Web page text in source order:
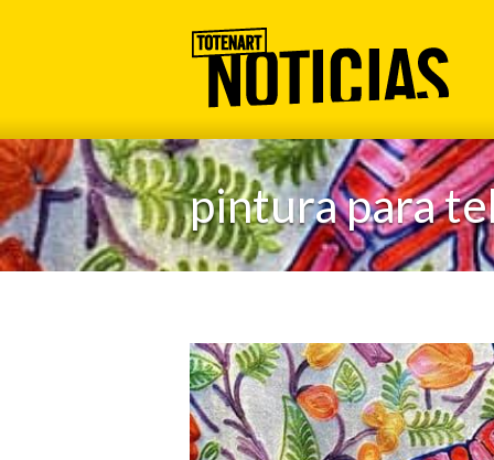
pintura para